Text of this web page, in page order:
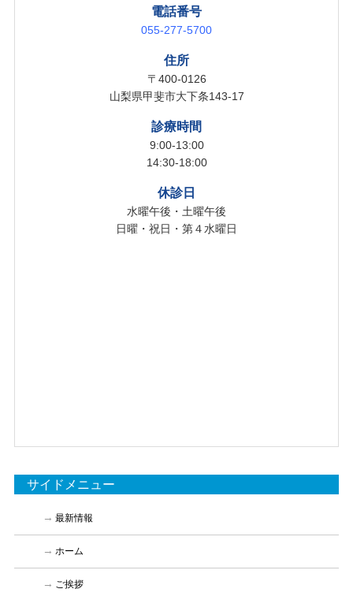
電話番号
055-277-5700
住所
〒400-0126
山梨県甲斐市大下条143-17
診療時間
9:00-13:00
14:30-18:00
休診日
水曜午後・土曜午後
日曜・祝日・第４水曜日
サイドメニュー
最新情報
ホーム
ご挨拶